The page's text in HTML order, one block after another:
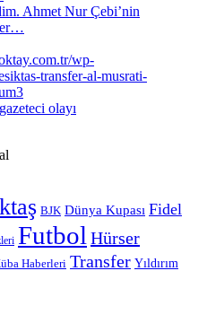
Ahmet Nur Çebi’nin
olayı
BJK Dünya Kupası Fidel
Futbol Hürser
Haberleri Transfer Yıldırım